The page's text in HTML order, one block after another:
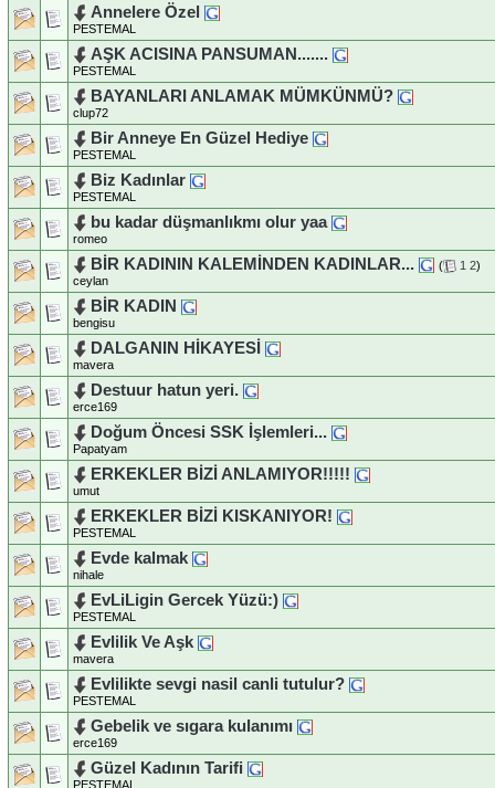
Annelere Özel
PESTEMAL
AŞK ACISINA PANSUMAN.......
PESTEMAL
BAYANLARI ANLAMAK MÜMKÜNMÜ?
clup72
Bir Anneye En Güzel Hediye
PESTEMAL
Biz Kadınlar
PESTEMAL
bu kadar düşmanlıkmı olur yaa
romeo
BİR KADININ KALEMİNDEN KADINLAR... ( 1 2)
ceylan
BİR KADIN
bengisu
DALGANIN HİKAYESİ
mavera
Destuur hatun yeri.
erce169
Doğum Öncesi SSK İşlemleri...
Papatyam
ERKEKLER BİZİ ANLAMIYOR!!!!!
umut
ERKEKLER BİZİ KISKANIYOR!
PESTEMAL
Evde kalmak
nihale
EvLiLigin Gercek Yüzü:)
PESTEMAL
Evlilik Ve Aşk
mavera
Evlilikte sevgi nasil canli tutulur?
PESTEMAL
Gebelik ve sıgara kulanımı
erce169
Güzel Kadının Tarifi
PESTEMAL